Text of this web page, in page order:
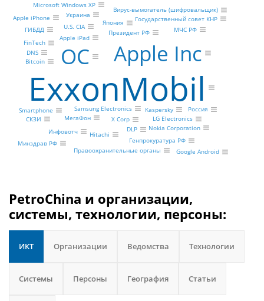
ExxonMobil
Apple Inc
ОС
Samsung Electronics
Kaspersky
МегаФон
X Corp
LG Electronics
Инфовотч
Nokia Corporation
Hitachi
МЧС РФ
Президент РФ
U.S. CIA
Минздрав РФ Генпрокуратура РФ
ГИБДД
Государственный совет КНР
Правоохранительные органы
Вирус-вымогатель (шифровальщик)
DLP
Smartphone
FinTech
DNS
СКЗИ
Apple iPhone
Apple iPad
Google Android
Microsoft Windows XP
Bitcoin
Россия
Япония
Украина
PetroChina и организации,
системы, технологии, персоны:
ИКТ Организации Ведомства Технологии
Системы Персоны География Статьи